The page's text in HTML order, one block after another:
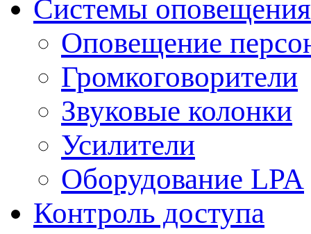
Системы оповещения
Оповещение
Громкоговорители
Звуковые колонки
Усилители
Оборудование LPA
Контроль доступа